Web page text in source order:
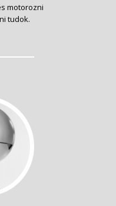
motorozni
tudok.